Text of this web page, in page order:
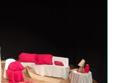
EIN HERBSTFERIEN-
Theater Strahl